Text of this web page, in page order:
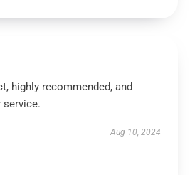
highly recommended, and
Aug 10, 2024